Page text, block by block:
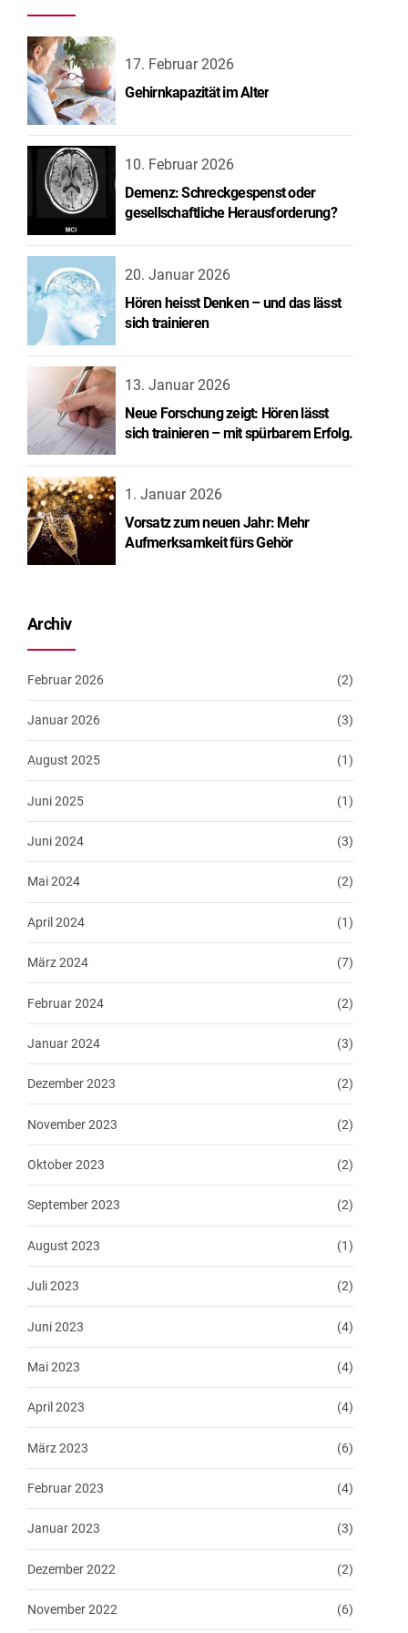
17. Februar 2026
Gehirnkapazität im Alter
10. Februar 2026
Demenz: Schreckgespenst oder
gesellschaftliche Herausforderung?
20. Januar 2026
Hören heisst Denken – und das lässt
sich trainieren
13. Januar 2026
Neue Forschung zeigt: Hören lässt
sich trainieren – mit spürbarem Erfolg.
1. Januar 2026
Vorsatz zum neuen Jahr: Mehr
Aufmerksamkeit fürs Gehör
Archiv
Februar 2026 (2)
Januar 2026 (3)
August 2025 (1)
Juni 2025 (1)
Juni 2024 (3)
Mai 2024 (2)
April 2024 (1)
März 2024 (7)
Februar 2024 (2)
Januar 2024 (3)
Dezember 2023 (2)
November 2023 (2)
Oktober 2023 (2)
September 2023 (2)
August 2023 (1)
Juli 2023 (2)
Juni 2023 (4)
Mai 2023 (4)
April 2023 (4)
März 2023 (6)
Februar 2023 (4)
Januar 2023 (3)
Dezember 2022 (2)
November 2022 (6)